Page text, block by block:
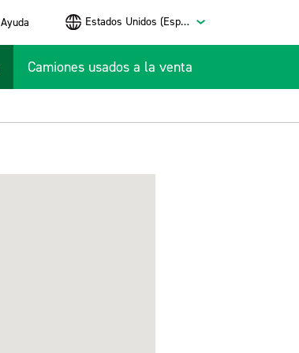
Ayuda Estados Unidos (Español)
Camiones usados a la venta